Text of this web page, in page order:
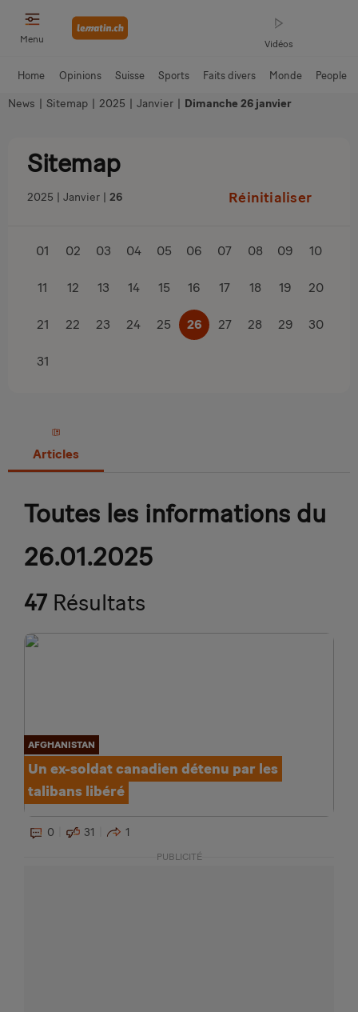
Menu
Home Opinions Suisse Sports Faits divers Monde People
Vidéos
News | Sitemap | 2025 | Janvier | Dimanche 26 janvier
Sitemap
2025 Janvier 26 Réinitialiser
01 02 03 04 05 06 07 08 09 10
11 12 13 14 15 16 17 18 19 20
21 22 23 24 25 26 27 28 29 30
31
Articles
Toutes les informations du
26.01.2025
47 Résultats
AFGHANISTAN
Un ex-soldat canadien détenu par les
talibans libéré
0 31 1
PUBLICITÉ